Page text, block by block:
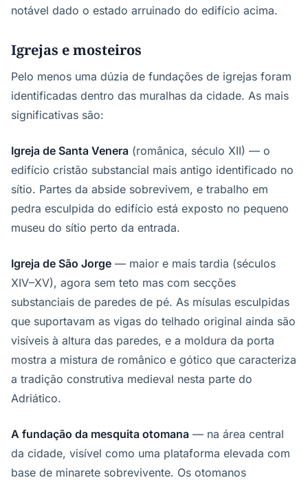
notável dado o estado arruinado do edifício acima.
Igrejas e mosteiros
Pelo menos uma dúzia de fundações de igrejas foram
identificadas dentro das muralhas da cidade. As mais
significativas são:
Igreja de Santa Venera (românica, século XII) — o
edifício cristão substancial mais antigo identificado no
sítio. Partes da abside sobrevivem, e trabalho em
pedra esculpida do edifício está exposto no pequeno
museu do sítio perto da entrada.
Igreja de São Jorge — maior e mais tardia (séculos
XIV–XV), agora sem teto mas com secções
substanciais de paredes de pé. As mísulas esculpidas
que suportavam as vigas do telhado original ainda são
visíveis à altura das paredes, e a moldura da porta
mostra a mistura de românico e gótico que caracteriza
a tradição construtiva medieval nesta parte do
Adriático.
A fundação da mesquita otomana — na área central
da cidade, visível como uma plataforma elevada com
base de minarete sobrevivente. Os otomanos